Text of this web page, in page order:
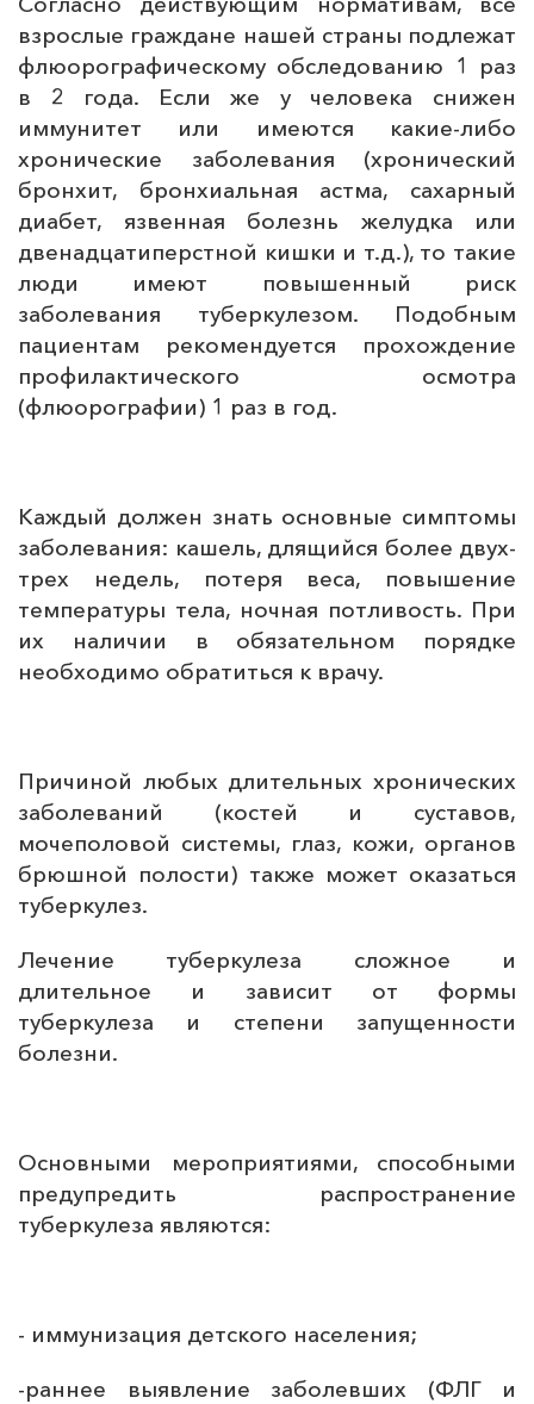
взрослые граждане нашей страны подлежат
флюорографическому обследованию 1 раз
в 2 года. Если же у человека снижен
иммунитет или имеются какие-либо
хронические заболевания (хронический
бронхит, бронхиальная астма, сахарный
диабет, язвенная болезнь желудка или
двенадцатиперстной кишки и т.д.), то такие
люди имеют повышенный риск
заболевания туберкулезом. Подобным
пациентам рекомендуется прохождение
профилактического осмотра
(флюорографии) 1 раз в год.
Каждый должен знать основные симптомы
заболевания: кашель, длящийся более двух-
трех недель, потеря веса, повышение
температуры тела, ночная потливость. При
их наличии в обязательном порядке
необходимо обратиться к врачу.
Причиной любых длительных хронических
заболеваний (костей и суставов,
мочеполовой системы, глаз, кожи, органов
брюшной полости) также может оказаться
туберкулез.
Лечение туберкулеза сложное и
длительное и зависит от формы
туберкулеза и степени запущенности
болезни.
Основными мероприятиями, способными
предупредить распространение
туберкулеза являются:
- иммунизация детского населения;
-раннее выявление заболевших (ФЛГ и